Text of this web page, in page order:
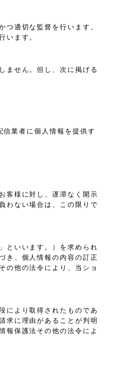
適切な監督を行います。
います。
ません。但し、次に掲げる
業者に個人情報を提供す
客様に対し、遅滞なく開示
わない場合は、この限りで
といいます。）を求められ
き、個人情報の内容の訂正
の他の法令により、当ショ
により取得されたものであ
求に理由があることが判明
報保護法その他の法令によ